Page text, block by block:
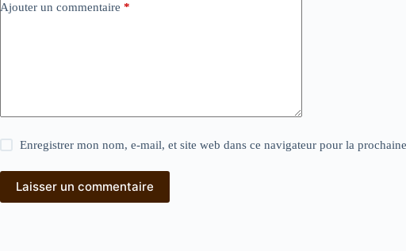
Ajouter un commentaire *
Enregistrer mon nom, e-mail, et site web dans ce navigateur pour la
Laisser un commentaire